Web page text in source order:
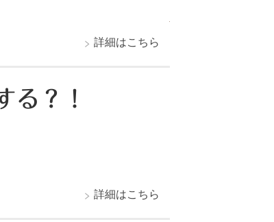
詳細はこちら
る？！
詳細はこちら